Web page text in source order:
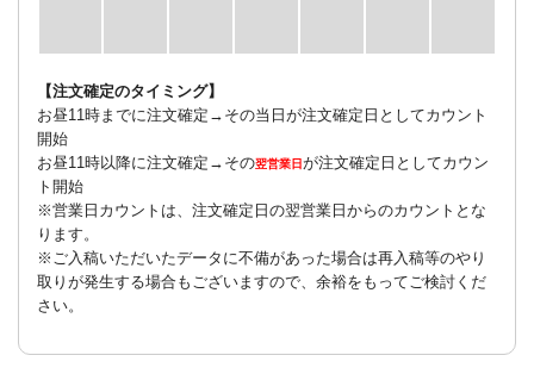
【注文確定のタイミング】
お昼11時までに注文確定→その当日が注文確定日としてカウント
開始
お昼11時以降に注文確定→その翌営業日が注文確定日としてカウン
ト開始
※営業日カウントは、注文確定日の翌営業日からのカウントとな
ります。
※ご入稿いただいたデータに不備があった場合は再入稿等のやり
取りが発生する場合もございますので、余裕をもってご検討くだ
さい。